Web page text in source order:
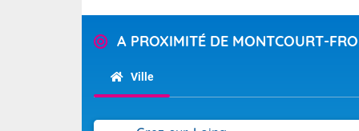
Pour la
Tendance
A PROXIMITÉ DE MONTCOURT-
Ville
Corse.
Les orages